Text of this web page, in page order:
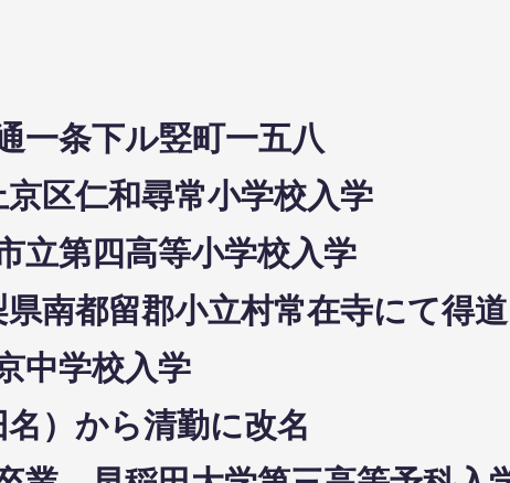
一条下ル竪町一五八
区仁和尋常小学校入学
立第四高等小学校入学
県南都留郡小立村常在寺にて得道
中学校入学
）から清勤に改名